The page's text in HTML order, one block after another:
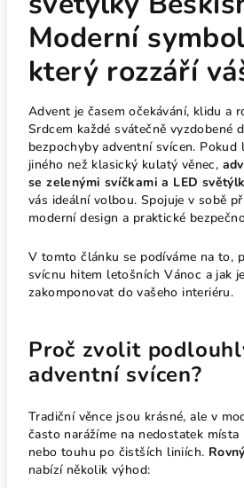
Moderní
který rozzáří
Advent je časem očekávání, klidu a
Srdcem každé svátečně vyzdobené
bezpochyby adventní svícen. Pokud
jiného než klasický kulatý věnec,
se zelenými svíčkami a LED
vás ideální volbou. Spojuje v sobě
moderní design a praktické
V tomto článku se podíváme na to,
svícnu hitem letošních Vánoc a jak
zakomponovat do vašeho interiéru.
Proč zvolit
adventní svícen?
Tradiční věnce jsou krásné, ale v
často narážíme na nedostatek
nebo touhu po čistších liniích.
nabízí několik výhod: